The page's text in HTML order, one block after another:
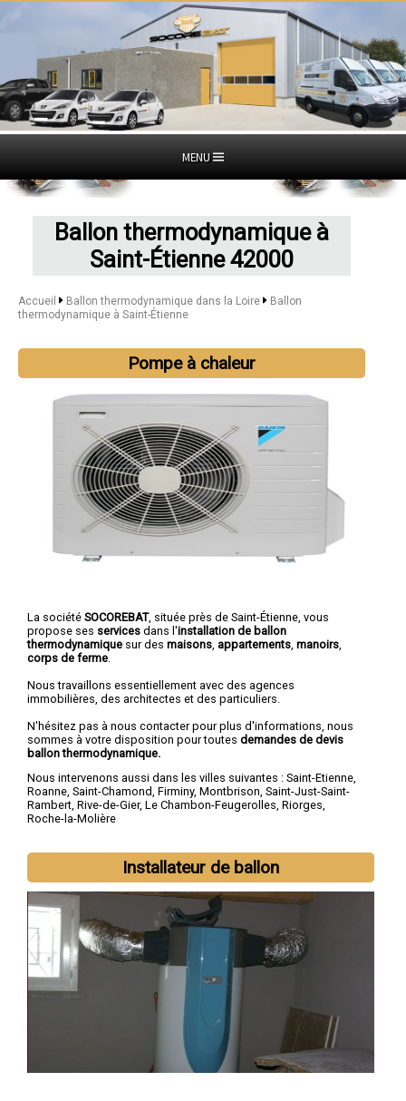
MENU
Ballon thermodynamique à
Saint-Étienne 42000
Accueil Ballon thermodynamique dans la Loire
Ballon
thermodynamique à Saint-Étienne
Pompe à chaleur
La société SOCOREBAT, située près de Saint-Étienne, vous
propose ses services dans l'installation de ballon
thermodynamique sur des maisons appartements manoirs
corps de ferme
Nous travaillons essentiellement avec des agences
immobilières, des architectes et des particuliers.
N'hésitez pas à nous contacter pour plus d'informations, nous
sommes à votre disposition pour toutes demandes de devis
ballon thermodynamique.
Nous intervenons aussi dans les villes suivantes : Saint-Etienne,
Roanne, Saint-Chamond, Firminy, Montbrison, Saint-Just-Saint-
Rambert, Rive-de-Gier, Le Chambon-Feugerolles, Riorges,
Roche-la-Molière
Installateur de ballon